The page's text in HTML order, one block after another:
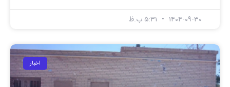
۱۴۰۴-۰۹-۳۰
اخبار